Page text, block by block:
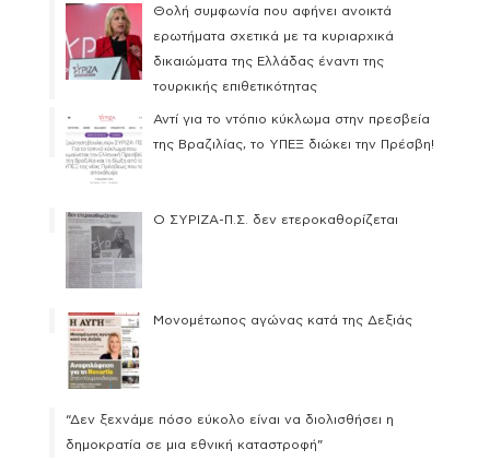
Θολή συμφωνία που αφήνει ανοικτά
ερωτήματα σχετικά με τα κυριαρχικά
δικαιώματα της Ελλάδας έναντι της
τουρκικής επιθετικότητας
Αντί για το ντόπιο κύκλωμα στην πρεσβεία
της Βραζιλίας, το ΥΠΕΞ διώκει την Πρέσβη!
Ο ΣΥΡΙΖΑ-Π.Σ. δεν ετεροκαθορίζεται
Μονομέτωπος αγώνας κατά της Δεξιάς
“Δεν ξεχνάμε πόσο εύκολο είναι να διολισθήσει η
δημοκρατία σε μια εθνική καταστροφή”